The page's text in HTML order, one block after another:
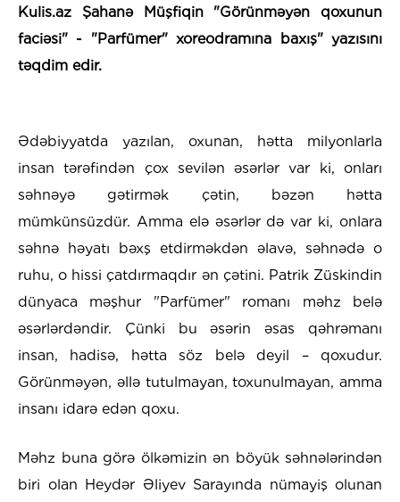
Kulis.az Şahanə Müşfiqin "Görünməyən qoxunun
faciəsi" - "Parfümer" xoreodramına baxış" yazısını
təqdim edir.
Ədəbiyyatda yazılan, oxunan, hətta milyonlarla
insan tərəfindən çox sevilən əsərlər var ki, onları
səhnəyə gətirmək çətin, bəzən hətta
mümkünsüzdür. Amma elə əsərlər də var ki, onlara
səhnə həyatı bəxş etdirməkdən əlavə, səhnədə o
ruhu, o hissi çatdırmaqdır ən çətini. Patrik Züskindin
dünyaca məşhur "Parfümer" romanı məhz belə
əsərlərdəndir. Çünki bu əsərin əsas qəhrəmanı
insan, hadisə, hətta söz belə deyil – qoxudur.
Görünməyən, əllə tutulmayan, toxunulmayan, amma
insanı idarə edən qoxu.
Məhz buna görə ölkəmizin ən böyük səhnələrindən
biri olan Heydər Əliyev Sarayında nümayiş olunan